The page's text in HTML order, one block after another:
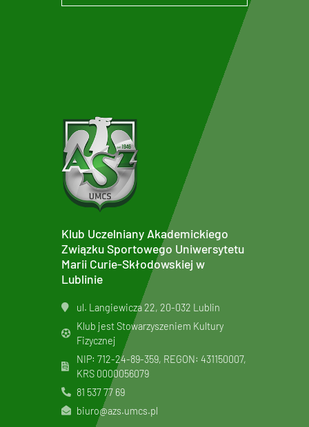
Klub Uczelniany Akademickiego
Związku Sportowego Uniwersytetu
Marii Curie-Skłodowskiej w
Lublinie
ul. Langiewicza 22, 20-032 Lublin
Klub jest Stowarzyszeniem Kultury
Fizycznej
NIP: 712-24-89-359, REGON: 431150007,
KRS 0000056079
81 537 77 69
biuro@azs.umcs.pl